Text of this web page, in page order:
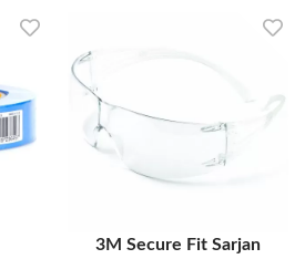
3M Secure Fit Sarjan